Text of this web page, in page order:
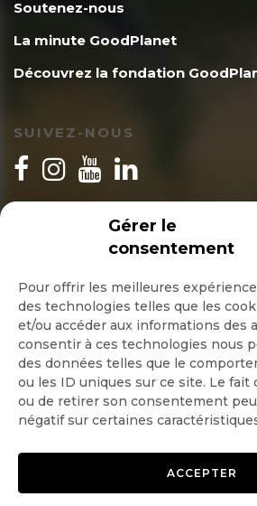
Gérer le
consentement
Pour offrir les meilleures
des technologies telles que les
et/ou accéder aux informations des
consentir à ces technologies nous
des données telles que le
ou les ID uniques sur ce site. Le
ou de retirer son consentement
négatif sur certaines
ACCEPTER
Soutenez-nous
La minute GoodPlanet
Découvrez la fondation
SUIVEZ-NOUS
INSCRIPTION NEWSLETTER
Quotidienne
Hebdo
OK